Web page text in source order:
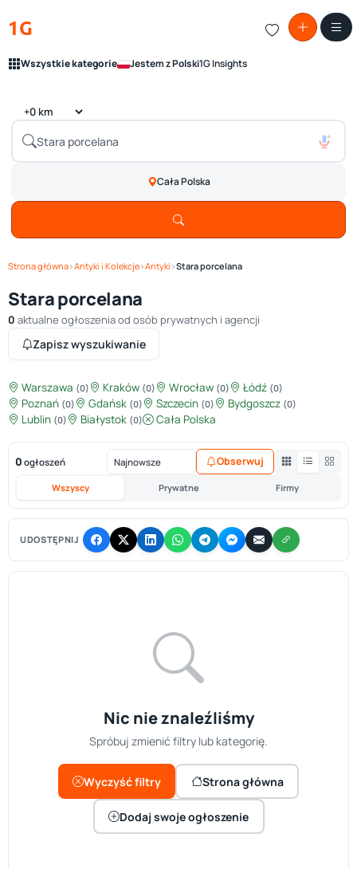
1G
Wszystkie kategorie Jestem z Polski1G Insights
Cała Polska
Strona główna›Antyki i Kolekcje›Antyki ›Stara porcelana
Stara porcelana
0 aktualne ogłoszenia od osób prywatnych i agencji
Zapisz wyszukiwanie
Warszawa (0) Kraków (0) Wrocław (0) Łódź (0)
Poznań (0) Gdańsk (0) Szczecin (0) Bydgoszcz (0)
Lublin (0) Białystok (0) Cała Polska
0 ogłoszeń
Wszyscy Prywatne Firmy
Obserwuj
UDOSTĘPNIJ
Nic nie znaleźliśmy
Spróbuj zmienić filtry lub kategorię.
Wyczyść filtry Strona główna
Dodaj swoje ogłoszenie